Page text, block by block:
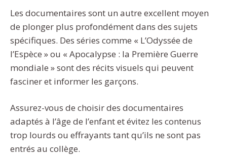
Les documentaires sont un autre excellent moyen
de plonger plus profondément dans des sujets
spécifiques. Des séries comme « L’Odyssée de
l’Espèce » ou « Apocalypse : la Première Guerre
mondiale » sont des récits visuels qui peuvent
fasciner et informer les garçons.
Assurez-vous de choisir des documentaires
adaptés à l’âge de l’enfant et évitez les contenus
trop lourds ou effrayants tant qu’ils ne sont pas
entrés au collège.